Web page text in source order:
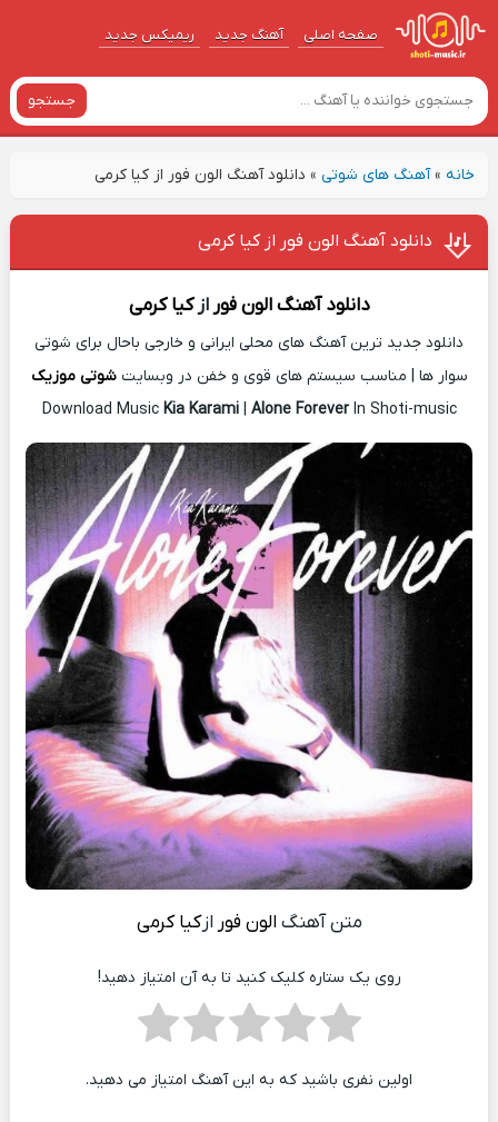
صفحه اصلی آهنگ‌ جدید ریمیکس جدید
جستجو
خانه»آهنگ های شوتی» دانلود آهنگ الون فور از کیا کرمی
دانلود آهنگ الون فور از کیا کرمی
دانلود آهنگ الون فورازکیا کرمی
دانلود جدید ترین آهنگ های محلی ایرانی و خارجی باحال برای شوتی
سوار ها | مناسب سیستم های قوی و خفن در وبسایتشوتی موزیک
Download Music Kia Karami| Alone ForeverIn Shoti-music
متن آهنگ الون فور ازکیا کرمی
روی یک ستاره کلیک کنید تا به آن امتیاز دهید!
اولین نفری باشید که به این آهنگ امتیاز می دهید.